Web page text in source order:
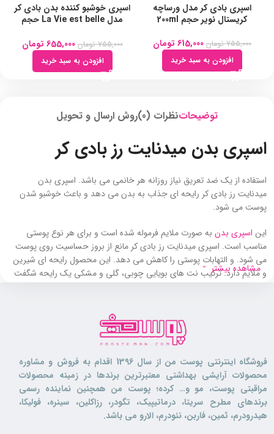
اسپری بادی کر مدل ورساچه
کریستال نویر حجم 200ml
755,000 تومان 615,000 تومان
افزودن به سبد خرید
اسپری خوشبو کننده بدن بادی کر
مدل La Vie est belle حجم
755,000 تومان 655,000 تومان
افزودن به سبد خرید
توضیحاتنظرات (0) روش ارسال و تحویل
اسپری بدن میدنایت رز بادی کر
استفاده از یک ضد تعریق نیاز روزانه هر خانمی می باشد. اسپری بدن
میدنایت رز بادی کر رایحه ای جذاب به بدن می دهد و باعث خوشبو شدن
پوست می شود.
این اسپری بدن به صورت ملایم فرموله شده است و برای هر نوع پوستی
مناسب است. اسپری میدنایت رز بادی کر مانع از بروز حساسیت روی پوست
می شود. و التهابات پوستی را کاهش می دهد. این محصول رایحه ای شیرین
و ملایم دارد. ترکیب نت های بویایی چوبی، گلی و مشکی یک رایحه شگفت
انگیز را به وجود آورده است.
اسپری خوشبو کننده میدنایت رز بادی کر برای خانم های جذاب و شیک
طراحی شده است. و به آن ها فرصت می دهد تا همواره تک و خاص باشند.
این محصول برای استفاده در تمامی روزهای سال مناسب است. و همیشه می
واز بویی بسیار ماندگار برخوردار می باشد.
این محصول پوست را خشک نمی کند و از رطوبت پوست محافظت می نماید.
اسپری بادی کر مدل میدنایت رز فاقد الکل و ترکیبات مضر می باشد. بنابراین
می توانید بدون نگرانی از آن استفاده کنید.
مشاهده بیشتر
فروشگاه اینترنتی پوست من از سال 1396 اقدام به فروش و مشاوره
محصولات آرایشی بهداشتی معتبرترین برندها در زمینه محصولات
مراقبتی پوست، مو و… کرده؛ پوست من همچنین نماینده رسمی
برندهای مطرح سریتا، درماتیپیک، تگودر، رزاکلین، سینره، فولیکا،
هیدرودرم، ثمین، فاربن، نئودرم، الارو می باشد.